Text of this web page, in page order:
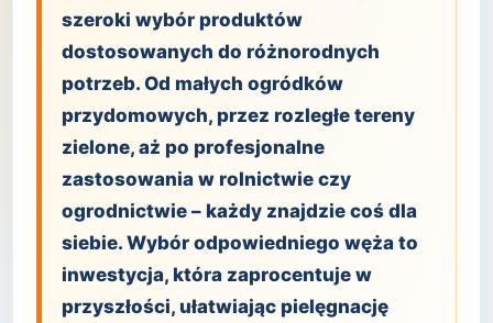
szeroki wybór produktów
dostosowanych do różnorodnych
potrzeb. Od małych ogródków
przydomowych, przez rozległe tereny
zielone, aż po profesjonalne
zastosowania w rolnictwie czy
ogrodnictwie – każdy znajdzie coś dla
siebie. Wybór odpowiedniego węża to
inwestycja, która zaprocentuje w
przyszłości, ułatwiając pielęgnację